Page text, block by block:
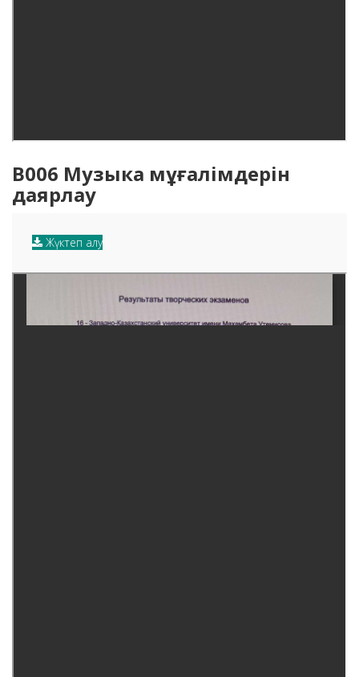
B006 Музыка мұғалімдерін
даярлау
Жүктеп алу